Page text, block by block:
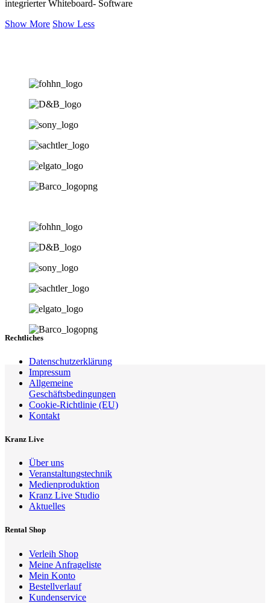
integrierter Whiteboard- Software
Show More Show Less
Rechtliches
Datenschutzerklärung
Impressum
Allgemeine
Geschäftsbedingungen
Cookie-Richtlinie (EU)
Kontakt
Kranz Live
Über uns
Veranstaltungstechnik
Medienproduktion
Kranz Live Studio
Aktuelles
Rental Shop
Verleih Shop
Meine Anfrageliste
Mein Konto
Bestellverlauf
Kundenservice